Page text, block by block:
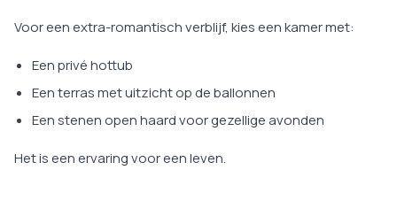
Voor een extra-romantisch verblijf, kies een kamer met:
Een privé hottub
Een terras met uitzicht op de ballonnen
Een stenen open haard voor gezellige avonden
Het is een ervaring voor een leven.